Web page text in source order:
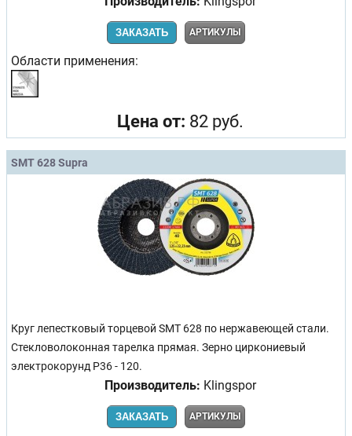
ЗАКАЗАТЬ АРТИКУЛЫ
Области применения:
Цена от: 82 руб.
SMT 628 Supra
Круг лепестковый торцевой SMT 628 по нержавеющей стали.
Стекловолоконная тарелка прямая. Зерно циркониевый
электрокорунд Р36 - 120.
Производитель: Klingspor
ЗАКАЗАТЬ АРТИКУЛЫ